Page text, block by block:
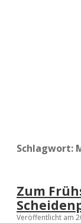
Schlagwort:
Zum
Veröffentlicht am